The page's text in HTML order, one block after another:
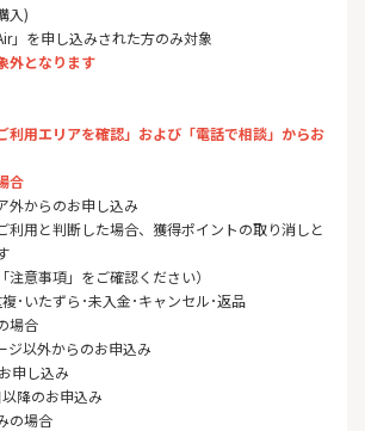
入)
」を申し込みされた方のみ対象
外となります
用エリアを確認」および「電話で相談」からお
合
外からのお申し込み
用と判断した場合、獲得ポイントの取り消しと
注意事項」をご確認ください）
･いたずら･未入金･キャンセル･返品
場合
以外からのお申込み
申し込み
降のお申込み
の場合